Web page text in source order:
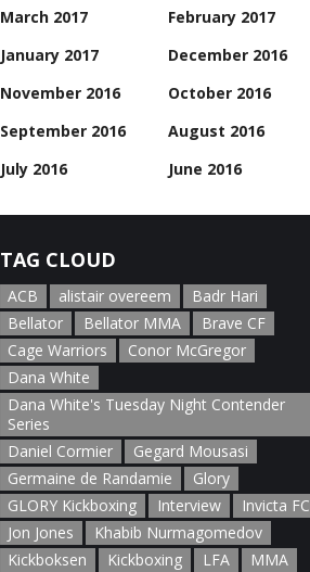
March 2017
February 2017
January 2017
December 2016
November 2016
October 2016
September 2016
August 2016
July 2016
June 2016
TAG CLOUD
ACB alistair overeem
Badr Hari
Bellator
Bellator MMA
Brave CF
Cage Warriors
Conor McGregor
Dana White
Dana White's Tuesday Night Contender
Series
Daniel Cormier
Gegard Mousasi
Germaine de Randamie
Glory
GLORY Kickboxing
Interview
Invicta FC
Jon Jones
Khabib Nurmagomedov
Kickboksen
Kickboxing LFA MMA